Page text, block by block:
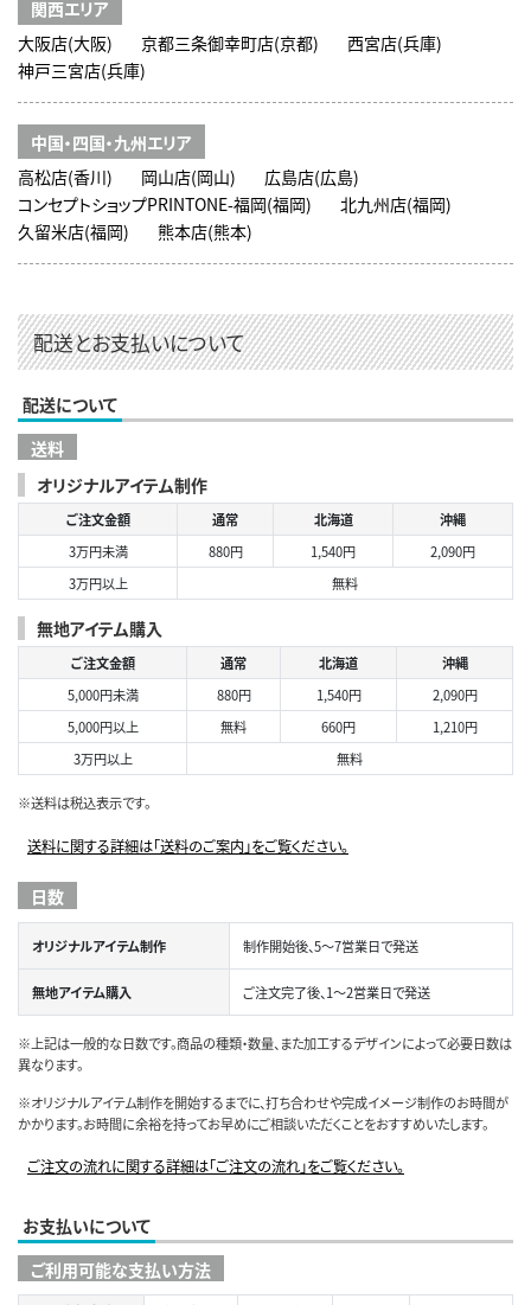
関西エリア
大阪店(大阪)
京都三条御幸町店(京都)
西宮店(兵庫)
神戸三宮店(兵庫)
中国・四国・九州エリア
高松店(香川)
岡山店(岡山)
広島店(広島)
コンセプトショップPRINTONE-福岡(福岡)
北九州店(福岡)
久留米店(福岡)
熊本店(熊本)
配送とお支払いについて
配送について
送料
オリジナルアイテム制作
ご注文金額 通常 北海道
沖縄
3万円未満
880円 1,540円
2,090円
3万円以上
無料
無地アイテム購入
ご注文金額 通常 北海道
沖縄
5,000円未満
880円 1,540円
2,090円
5,000円以上
無料 660円
1,210円
3万円以上
無料
※送料は税込表示です。
送料に関する詳細は「送料のご案内」をご覧ください。
日数
オリジナルアイテム制作 制作開始後、5～7営業日で発送
無地アイテム購入 ご注文完了後、1～2営業日で発送
※上記は一般的な日数です。商品の種類・数量、また加工するデザインによって必要日数は
異なります。
※オリジナルアイテム制作を開始するまでに、打ち合わせや完成イメージ制作のお時間が
かかります。お時間に余裕を持ってお早めにご相談いただくことをおすすめいたします。
ご注文の流れに関する詳細は「ご注文の流れ」をご覧ください。
お支払いについて
ご利用可能な支払い方法